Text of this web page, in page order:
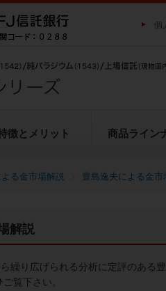
る金市場解説 豊島逸夫による金
解説
繰り広げられる分析に定評のある
覧下さい。
個
徴とメリット 商品ライン
）
説